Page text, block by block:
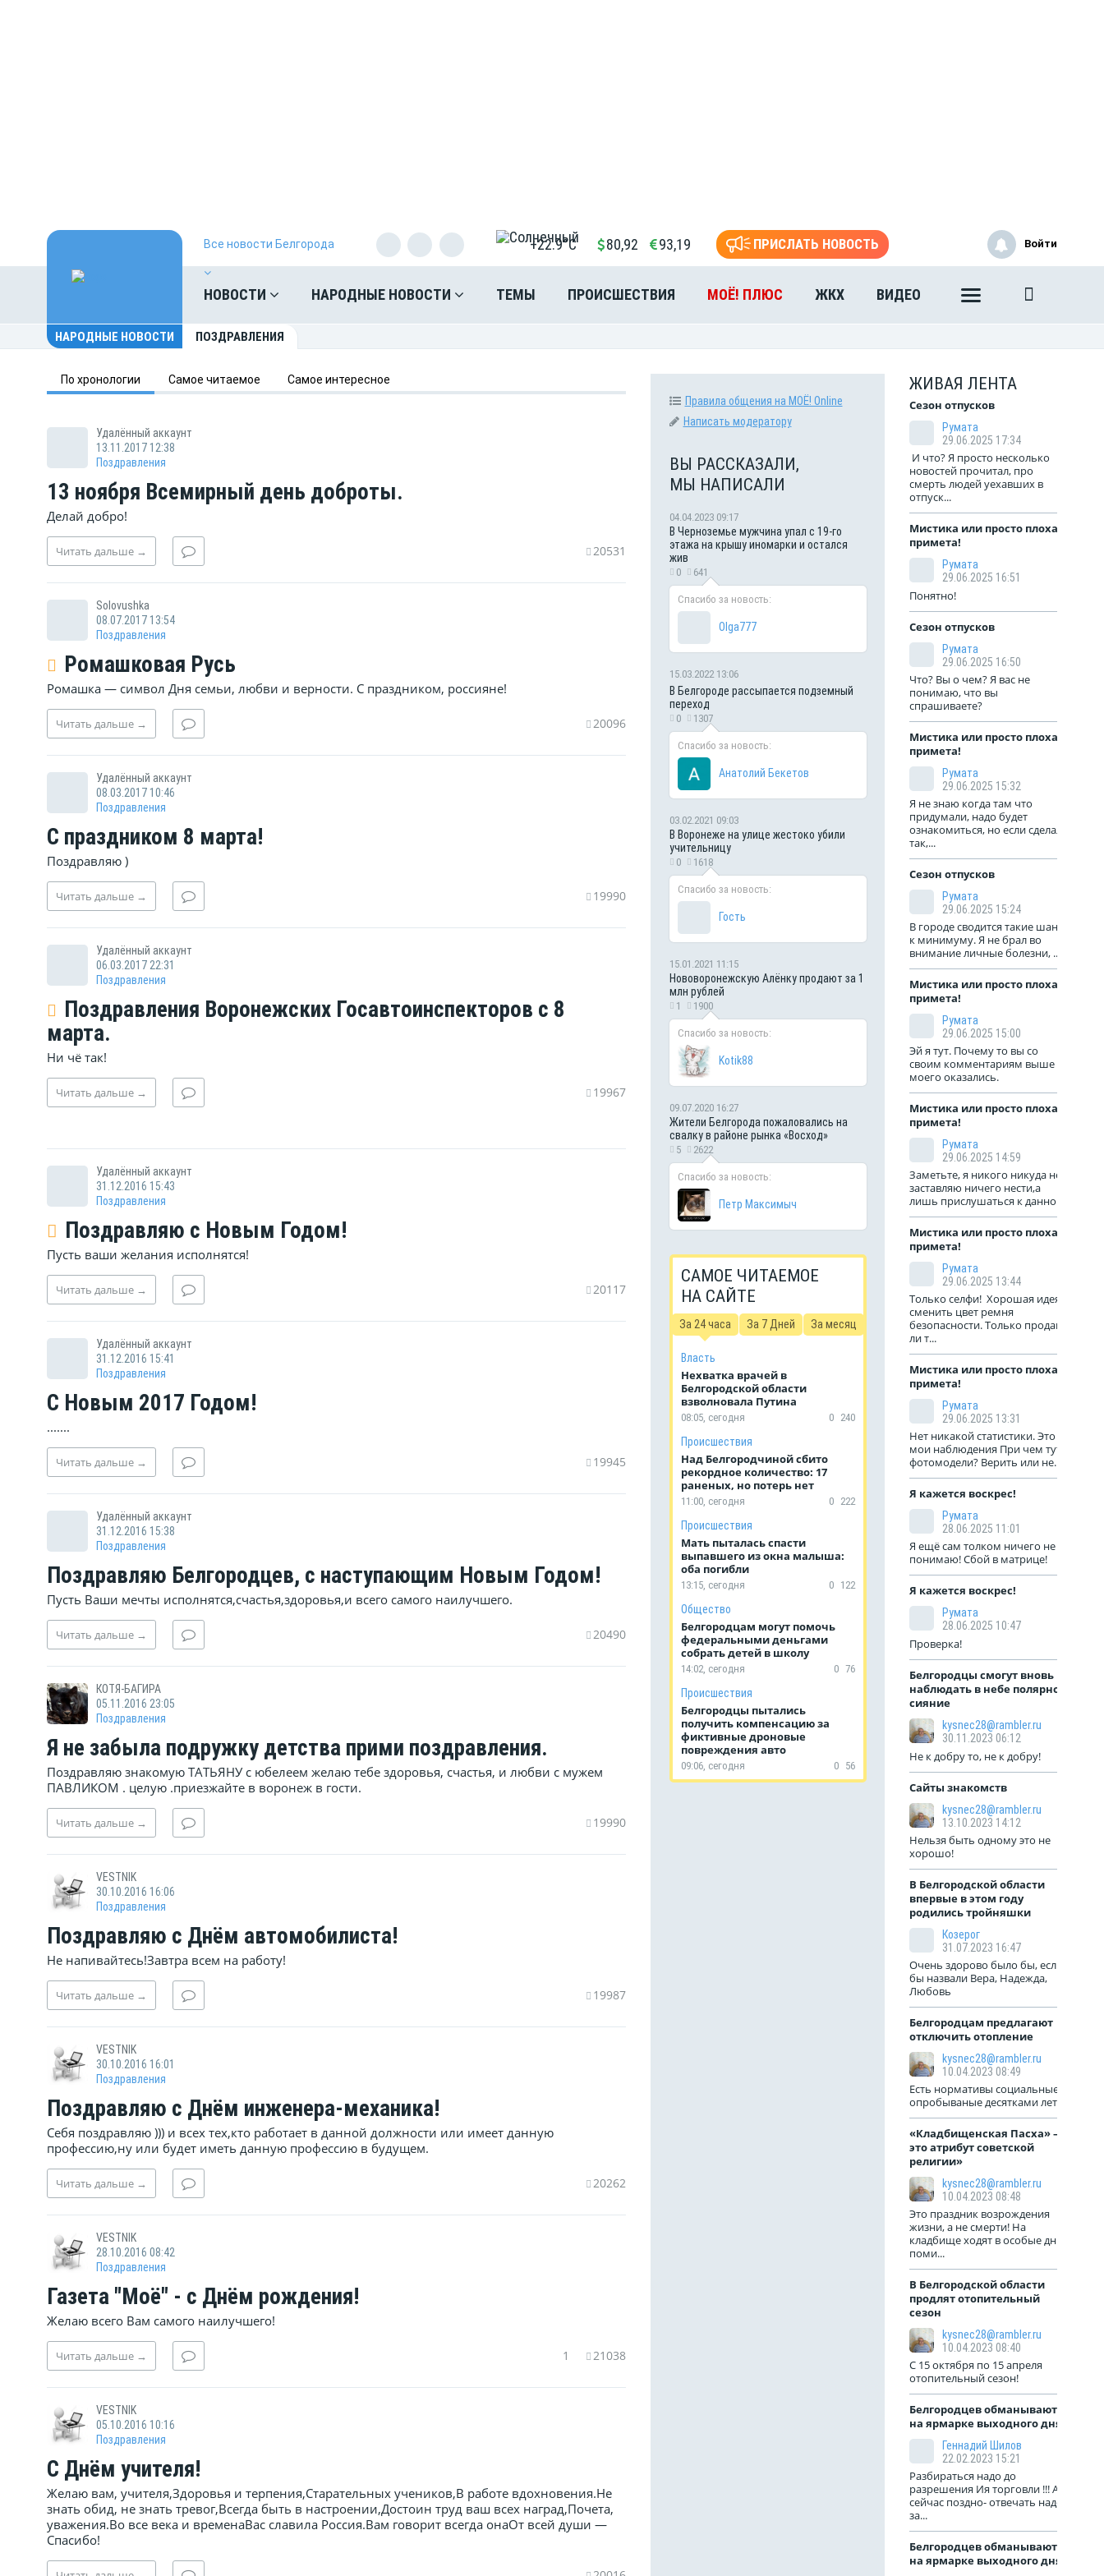
Все новости Белгорода +22.9°C 80,92 93,19 ПРИСЛАТЬ НОВОСТЬ
НОВОСТИ НАРОДНЫЕ НОВОСТИ ТЕМЫ ПРОИСШЕСТВИЯ МОЁ! ПЛЮС ЖКХ ВИДЕО
Войти
НАРОДНЫЕ НОВОСТИ ПОЗДРАВЛЕНИЯ
По хронологии Самое читаемое Самое интересное
Удалённый аккаунт
13.11.2017 12:38
Поздравления
13 ноября Всемирный день доброты.
Делай добро!
Читать дальше → 20531
Solovushka
08.07.2017 13:54
Поздравления
Ромашковая Русь
Ромашка — символ Дня семьи, любви и верности. С праздником, россияне!
Читать дальше → 20096
Удалённый аккаунт
08.03.2017 10:46
Поздравления
С праздником 8 марта!
Поздравляю )
Читать дальше → 19990
Удалённый аккаунт
06.03.2017 22:31
Поздравления
Поздравления Воронежских Госавтоинспекторов с 8
марта.
Ни чё так!
Читать дальше → 19967
Удалённый аккаунт
31.12.2016 15:43
Поздравления
Поздравляю с Новым Годом!
Пусть ваши желания исполнятся!
Читать дальше → 20117
Удалённый аккаунт
31.12.2016 15:41
Поздравления
С Новым 2017 Годом!
.......
Читать дальше → 19945
Удалённый аккаунт
31.12.2016 15:38
Поздравления
Поздравляю Белгородцев, с наступающим Новым Годом!
Пусть Ваши мечты исполнятся,счастья,здоровья,и всего самого наилучшего.
Читать дальше → 20490
КОТЯ-БАГИРА
05.11.2016 23:05
Поздравления
Я не забыла подружку детства прими поздравления.
Поздравляю знакомую ТАТЬЯНУ с юбелеем желаю тебе здоровья, счастья, и любви с мужем
ПАВЛИКОМ . целую .приезжайте в воронеж в гости.
Читать дальше → 19990
VESTNIK
30.10.2016 16:06
Поздравления
Поздравляю с Днём автомобилиста!
Не напивайтесь!Завтра всем на работу!
Читать дальше → 19987
VESTNIK
30.10.2016 16:01
Поздравления
Поздравляю с Днём инженера-механика!
Себя поздравляю ))) и всех тех,кто работает в данной должности или имеет данную
профессию,ну или будет иметь данную профессию в будущем.
Читать дальше → 20262
VESTNIK
28.10.2016 08:42
Поздравления
Газета "Моё" - с Днём рождения!
Желаю всего Вам самого наилучшего!
Читать дальше → 1 21038
VESTNIK
05.10.2016 10:16
Поздравления
С Днём учителя!
Желаю вам, учителя,Здоровья и терпения,Старательных учеников,В работе вдохновения.Не
знать обид, не знать тревог,Всегда быть в настроении,Достоин труд ваш всех наград,Почета,
уважения.Во все века и временаВас славила Россия.Вам говорит всегда онаОт всей души —
Спасибо!
Правила общения на МОЁ! Online
Написать модератору
ВЫ РАССКАЗАЛИ,
МЫ НАПИСАЛИ
04.04.2023 09:17
В Черноземье мужчина упал с 19-го
этажа на крышу иномарки и остался
жив
0 641
Спасибо за новость:
Olga777
15.03.2022 13:06
В Белгороде рассыпается подземный
переход
0 1307
Спасибо за новость:
Анатолий Бекетов
03.02.2021 09:03
В Воронеже на улице жестоко убили
учительницу
0 1618
Спасибо за новость:
Гость
15.01.2021 11:15
Нововоронежскую Алёнку продают за 1
млн рублей
1 1900
Спасибо за новость:
Kotik88
09.07.2020 16:27
Жители Белгорода пожаловались на
свалку в районе рынка «Восход»
5 2622
Спасибо за новость:
Петр Максимыч
САМОЕ ЧИТАЕМОЕ
НА САЙТЕ
За 24 часа За 7 Дней За месяц
Власть
Нехватка врачей в
Белгородской области
взволновала Путина
08:05, сегодня 0 240
Происшествия
Над Белгородчиной сбито
рекордное количество: 17
раненых, но потерь нет
11:00, сегодня 0 222
Происшествия
Мать пыталась спасти
выпавшего из окна малыша:
оба погибли
13:15, сегодня 0 122
Общество
Белгородцам могут помочь
федеральными деньгами
собрать детей в школу
14:02, сегодня 0 76
Происшествия
Белгородцы пытались
получить компенсацию за
фиктивные дроновые
повреждения авто
09:06, сегодня 0 56
ЖИВАЯ ЛЕНТА
Сезон отпусков
Румата
29.06.2025 17:34
И что? Я просто несколько
новостей прочитал, про
смерть людей уехавших в
отпуск...
Мистика или просто плохая
примета!
Румата
29.06.2025 16:51
Понятно!
Сезон отпусков
Румата
29.06.2025 16:50
Что? Вы о чем? Я вас не
понимаю, что вы
спрашиваете?
Мистика или просто плохая
примета!
Румата
29.06.2025 15:32
Я не знаю когда там что
придумали, надо будет
ознакомиться, но если сделали
так,...
Сезон отпусков
Румата
29.06.2025 15:24
В городе сводится такие шансы
к минимуму. Я не брал во
внимание личные болезни, ...
Мистика или просто плохая
примета!
Румата
29.06.2025 15:00
Эй я тут. Почему то вы со
своим комментариям выше
моего оказались.
Мистика или просто плохая
примета!
Румата
29.06.2025 14:59
Заметьте, я никого никуда не
заставляю ничего нести,а
лишь прислушаться к данной...
Мистика или просто плохая
примета!
Румата
29.06.2025 13:44
Только селфи! Хорошая идея
сменить цвет ремня
безопасности. Только продают
ли т...
Мистика или просто плохая
примета!
Румата
29.06.2025 13:31
Нет никакой статистики. Это
мои наблюдения При чем тут
фотомодели? Верить или не...
Я кажется воскрес!
Румата
28.06.2025 11:01
Я ещё сам толком ничего не
понимаю! Сбой в матрице!
Я кажется воскрес!
Румата
28.06.2025 10:47
Проверка!
Белгородцы смогут вновь
наблюдать в небе полярное
сияние
kysnec28@rambler.ru
30.11.2023 06:12
Не к добру то, не к добру!
Сайты знакомств
kysnec28@rambler.ru
13.10.2023 14:12
Нельзя быть одному это не
хорошо!
В Белгородской области
впервые в этом году
родились тройняшки
Козерог
31.07.2023 16:47
Очень здорово было бы, если
бы назвали Вера, Надежда,
Любовь
Белгородцам предлагают
отключить отопление
kysnec28@rambler.ru
10.04.2023 08:49
Есть нормативы социальные
опробываные десятками лет!
«Кладбищенская Пасха» —
это атрибут советской
религии»
kysnec28@rambler.ru
10.04.2023 08:48
Это праздник возрождения
жизни, а не смерти! На
кладбище ходят в особые дни
поми...
В Белгородской области
продлят отопительный
сезон
kysnec28@rambler.ru
10.04.2023 08:40
С 15 октября по 15 апреля
отопительный сезон!
Белгородцев обманывают
на ярмарке выходного дня
Геннадий Шилов
22.02.2023 15:21
Разбираться надо до
разрешения Ия торговли !!! А
сейчас поздно- отвечать надо
за...
Белгородцев обманывают
на ярмарке выходного дня